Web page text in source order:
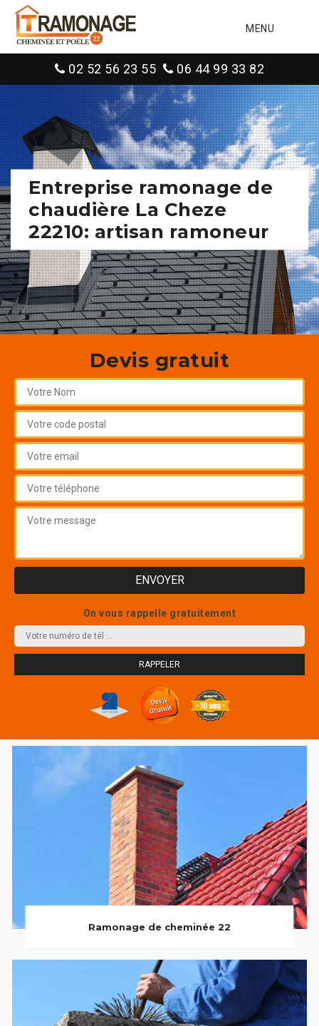
MENU
02 52 56 23 55 06 44 99 33 82
Entreprise ramonage de
chaudière La Cheze
22210: artisan ramoneur
Devis gratuit
On vous rappelle gratuitement
Ramonage de cheminée 22